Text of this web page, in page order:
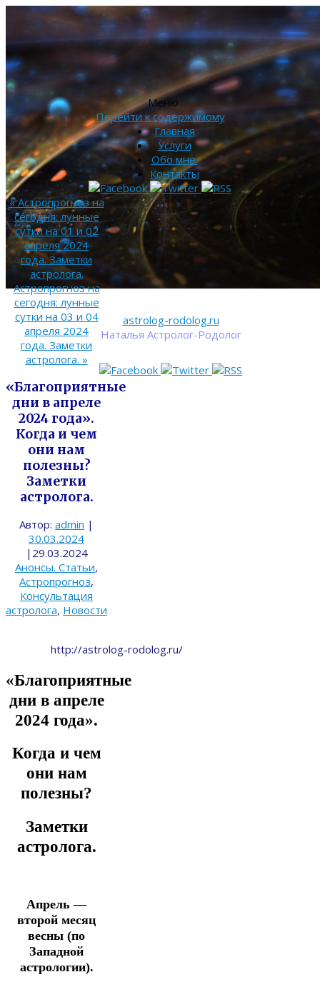
astrolog-rodolog.ru
Наталья Астролог-Родолог
Меню
Перейти к содержимому
Главная
Услуги
Обо мне.
Контакты
«Астропрогноз на
сегодня: лунные
сутки на 01 и 02
апреля 2024
года. Заметки
астролога.
Астропрогноз на
сегодня: лунные
сутки на 03 и 04
апреля 2024
года. Заметки
астролога. »
«Благоприятные
дни в апреле
2024 года».
Когда и чем
они нам
полезны?
Заметки
астролога.
Автор: admin |
30.03.2024
| 29.03.2024
Анонсы. Статьи,
Астропрогноз,
Консультация
астролога, Новости
http://astrolog-rodolog.ru/
«Благоприятные
дни в апреле
2024 года».
Когда и чем
они нам
полезны?
Заметки
астролога.
Апрель —
второй месяц
весны (по
Западной
астрологии).